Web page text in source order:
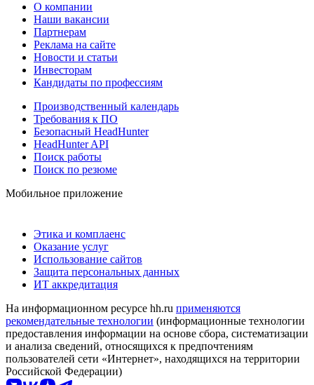
О компании
Наши вакансии
Партнерам
Реклама на сайте
Новости и статьи
Инвесторам
Кандидаты по профессиям
Производственный календарь
Требования к ПО
Безопасный HeadHunter
HeadHunter API
Поиск работы
Поиск по резюме
Мобильное приложение
Этика и комплаенс
Оказание услуг
Использование сайтов
Защита персональных данных
ИТ аккредитация
На информационном ресурсе hh.ru применяются
рекомендательные технологии (информационные технологии
предоставления информации на основе сбора, систематизации
и анализа сведений, относящихся к предпочтениям
пользователей сети «Интернет», находящихся на территории
Российской Федерации)